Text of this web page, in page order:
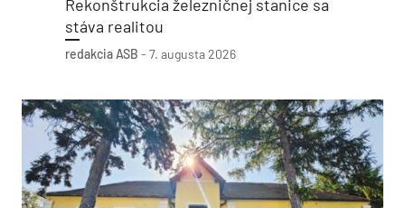
Rekonštrukcia železničnej stanice sa
stáva realitou
redakcia ASB - 7. augusta 2026